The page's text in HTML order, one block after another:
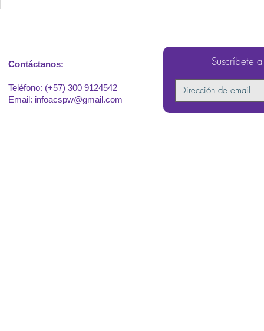
Contáctanos:
Teléfono: (+57) 300 9124542
Email: infoacspw@gmail.com
Suscríbete